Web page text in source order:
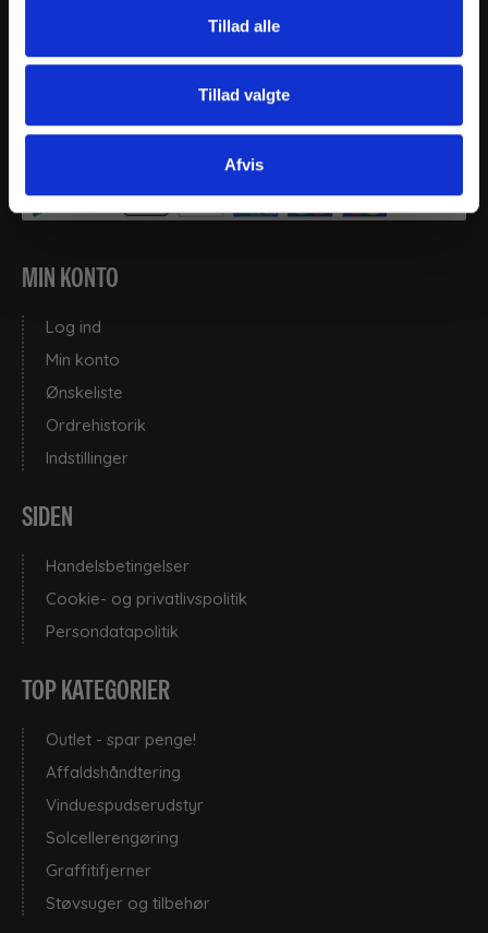
Tillad alle
Tillad valgte
Afvis
post@thy-clean.dk
Telefontid:
MIN KONTO
Log ind
Min konto
Ønskeliste
Ordrehistorik
Indstillinger
SIDEN
Handelsbetingelser
Cookie- og privatlivspolitik
Persondatapolitik
TOP KATEGORIER
Outlet - spar penge!
Affaldshåndtering
Vinduespudserudstyr
Solcellerengøring
Graffitifjerner
Støvsuger og tilbehør